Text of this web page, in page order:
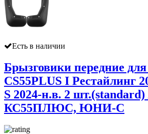
Есть в наличии
Брызговики передние
CS55PLUS I Рестайлинг
S 2024-н.в. 2
КС55ПЛЮС, ЮНИ-С